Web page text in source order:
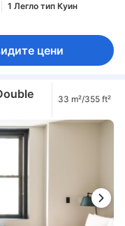
1 Легло тип Куин
цени
33 m²/355 ft²